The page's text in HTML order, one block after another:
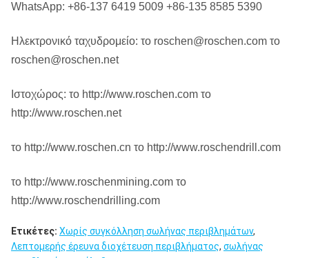
WhatsApp: +86-137 6419 5009 +86-135 8585 5390
Ηλεκτρονικό ταχυδρομείο: το roschen@roschen.com το
roschen@roschen.net
Ιστοχώρος: το http://www.roschen.com το
http://www.roschen.net
το http://www.roschen.cn το http://www.roschendrill.com
το http://www.roschenmining.com το
http://www.roschendrilling.com
Ετικέτες: Χωρίς συγκόλληση σωλήνας περιβλημάτων,
Λεπτομερής έρευνα διοχέτευση περιβλήματος, σωλήνας